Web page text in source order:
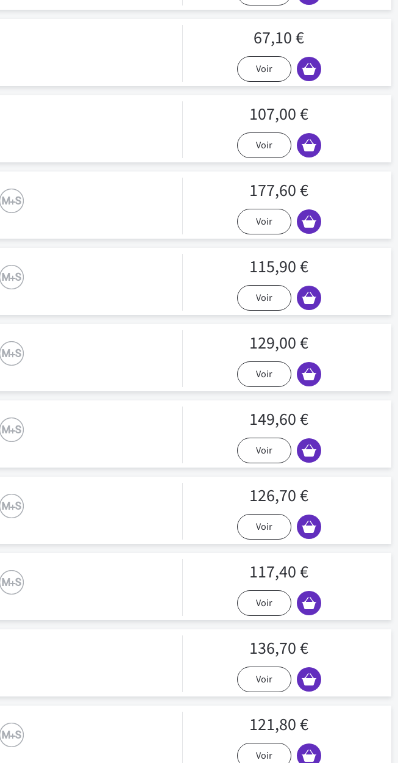
67,10 €
Voir
107,00 €
Voir
177,60 €
Voir
115,90 €
Voir
129,00 €
Voir
149,60 €
Voir
126,70 €
Voir
117,40 €
Voir
136,70 €
Voir
121,80 €
Voir